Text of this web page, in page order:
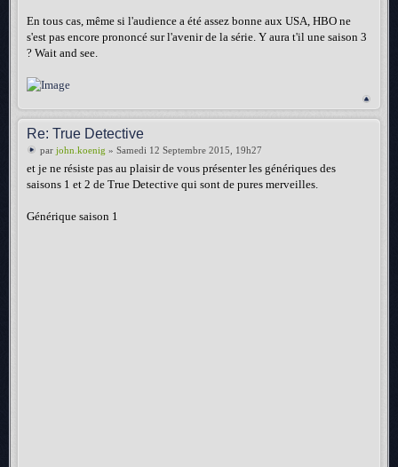
En tous cas, même si l'audience a été assez bonne aux USA, HBO ne
s'est pas encore prononcé sur l'avenir de la série. Y aura t'il une saison 3
? Wait and see.
Re: True Detective
par john.koenig » Samedi 12 Septembre 2015, 19h27
et je ne résiste pas au plaisir de vous présenter les génériques des
saisons 1 et 2 de True Detective qui sont de pures merveilles.
Générique saison 1